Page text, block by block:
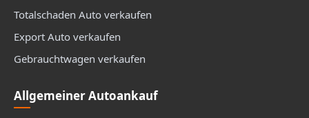
Totalschaden Auto verkaufen
Export Auto verkaufen
Gebrauchtwagen verkaufen
Allgemeiner Autoankauf